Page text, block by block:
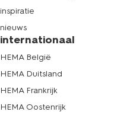
inspiratie
nieuws
internationaal
HEMA België
HEMA Duitsland
HEMA Frankrijk
HEMA Oostenrijk